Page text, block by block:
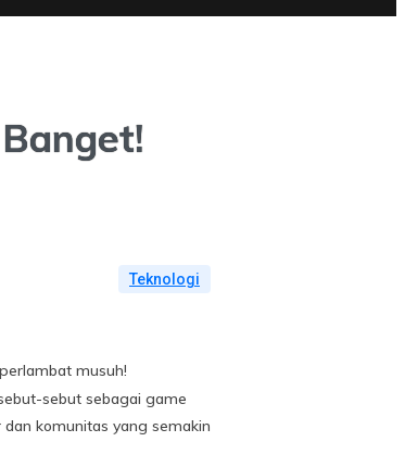
Teknologi
musuh!
sebut sebagai game
komunitas yang semakin